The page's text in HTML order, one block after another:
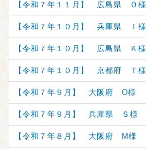
【令和７年１１月】 広島県 Ｏ様
【令和７年１０月】 兵庫県 Ｉ様
【令和７年１０月】 広島県 Ｋ様
【令和７年１０月】 京都府 Ｔ様
【令和７年９月】 大阪府 O様
【令和７年９月】 兵庫県 Ｓ様
【令和７年８月】 大阪府 M様